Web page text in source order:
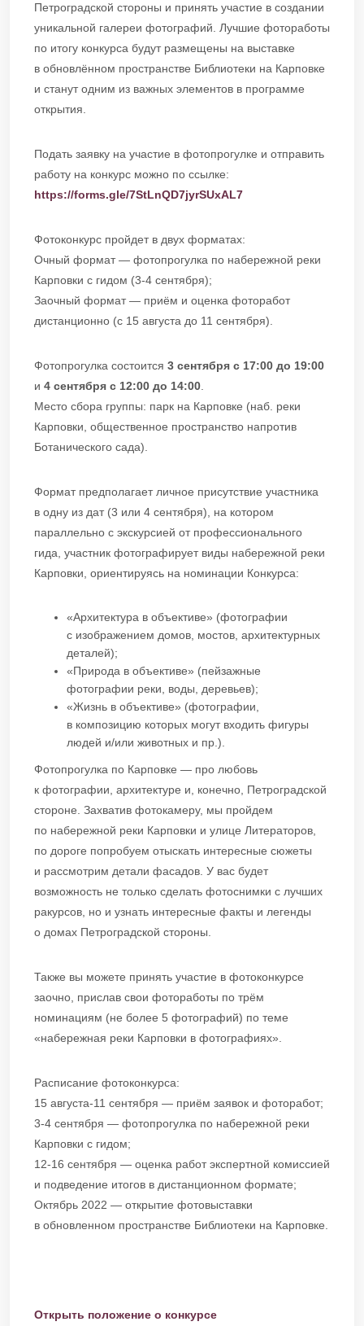
Петроградской стороны и принять участие в создании
уникальной галереи фотографий. Лучшие фотоработы
по итогу конкурса будут размещены на выставке
в обновлённом пространстве Библиотеки на Карповке
и станут одним из важных элементов в программе
открытия.
Подать заявку на участие в фотопрогулке и отправить
работу на конкурс можно по ссылке:
https://forms.gle/7StLnQD7jyrSUxAL7
Фотоконкурс пройдет в двух форматах:
Очный формат — фотопрогулка по набережной реки
Карповки с гидом (3-4 сентября);
Заочный формат — приём и оценка фоторабот
дистанционно (с 15 августа до 11 сентября).
Фотопрогулка состоится 3 сентября с 17:00 до 19:00
и 4 сентября с 12:00 до 14:00
Место сбора группы: парк на Карповке (наб. реки
Карповки, общественное пространство напротив
Ботанического сада).
Формат предполагает личное присутствие участника
в одну из дат (3 или 4 сентября), на котором
параллельно с экскурсией от профессионального
гида, участник фотографирует виды набережной реки
Карповки, ориентируясь на номинации Конкурса:
«Архитектура в объективе» (фотографии
с изображением домов, мостов, архитектурных
деталей);
«Природа в объективе» (пейзажные
фотографии реки, воды, деревьев);
«Жизнь в объективе» (фотографии,
в композицию которых могут входить фигуры
людей и/или животных и пр.).
Фотопрогулка по Карповке — про любовь
к фотографии, архитектуре и, конечно, Петроградской
стороне. Захватив фотокамеру, мы пройдем
по набережной реки Карповки и улице Литераторов,
по дороге попробуем отыскать интересные сюжеты
и рассмотрим детали фасадов. У вас будет
возможность не только сделать фотоснимки с лучших
ракурсов, но и узнать интересные факты и легенды
о домах Петроградской стороны.
Также вы можете принять участие в фотоконкурсе
заочно, прислав свои фотоработы по трём
номинациям (не более 5 фотографий) по теме
«набережная реки Карповки в фотографиях».
Расписание фотоконкурса:
15 августа-11 сентября — приём заявок и фоторабот;
3-4 сентября — фотопрогулка по набережной реки
Карповки с гидом;
12-16 сентября — оценка работ экспертной комиссией
и подведение итогов в дистанционном формате;
Октябрь 2022 — открытие фотовыставки
в обновленном пространстве Библиотеки на Карповке.
Открыть положение о конкурсе